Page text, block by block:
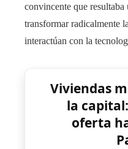
convincente que
transformar radicalmente
interactúan con la
Viviendas
la
oferta